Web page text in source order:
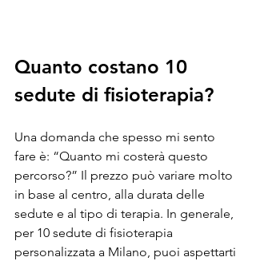
Quanto costano 10
sedute di fisioterapia?
Una domanda che spesso mi sento
fare è: “Quanto mi costerà questo
percorso?” Il prezzo può variare molto
in base al centro, alla durata delle
sedute e al tipo di terapia. In generale,
per 10 sedute di fisioterapia
personalizzata a Milano, puoi aspettarti